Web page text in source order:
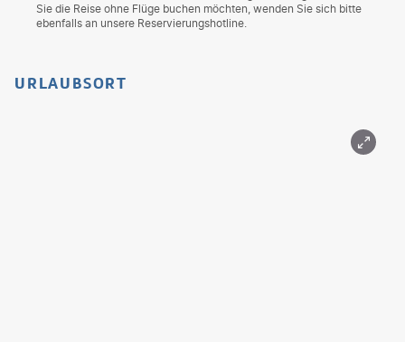
Sie die Reise ohne Flüge buchen möchten, wenden Sie sich bitte
ebenfalls an unsere Reservierungshotline.
URLAUBSORT